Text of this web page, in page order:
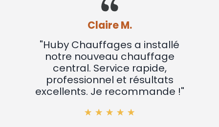
Claire M.
"Huby Chauffages a installé
notre nouveau chauffage
central. Service rapide,
professionnel et résultats
excellents. Je recommande !"